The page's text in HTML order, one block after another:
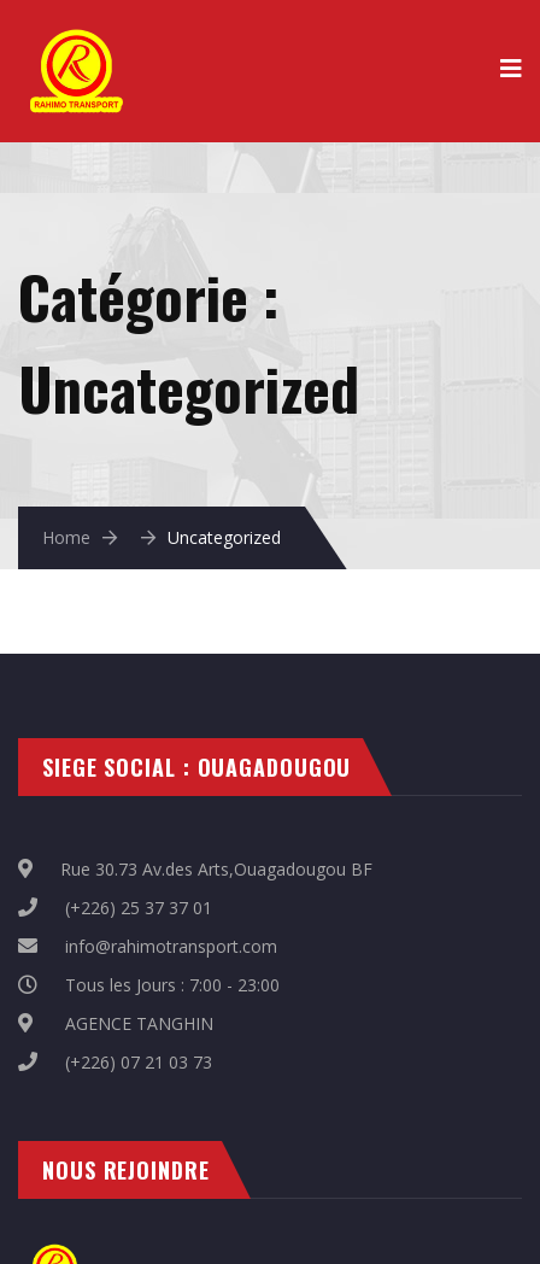
Catégorie :
Uncategorized
Home Uncategorized
SIEGE SOCIAL : OUAGADOUGOU
Rue 30.73 Av.des Arts,Ouagadougou BF
(+226) 25 37 37 01
info@rahimotransport.com
Tous les Jours : 7:00 - 23:00
AGENCE TANGHIN
(+226) 07 21 03 73
NOUS REJOINDRE